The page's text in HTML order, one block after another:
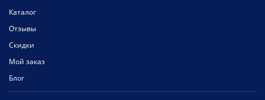
Каталог
Отзывы
Скидки
Мой заказ
Блог